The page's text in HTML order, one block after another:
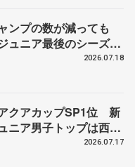
ンプの数が減っても
ュニア最後のシーズン
2026.07.18
クアカップSP1位 新
ア男子トップは西野
2026.07.17